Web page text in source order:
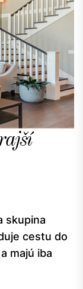
skupina
cestu do
majú iba